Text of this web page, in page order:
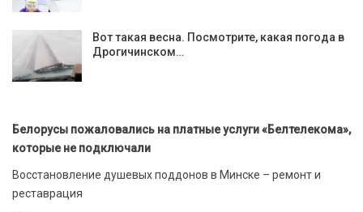
Вот такая весна. Посмотрите, какая погода в
Дрогичинском…
Белорусы пожаловались на платные услуги «Белтелекома»,
которые не подключали
Восстановление душевых поддонов в Минске – ремонт и
реставрация